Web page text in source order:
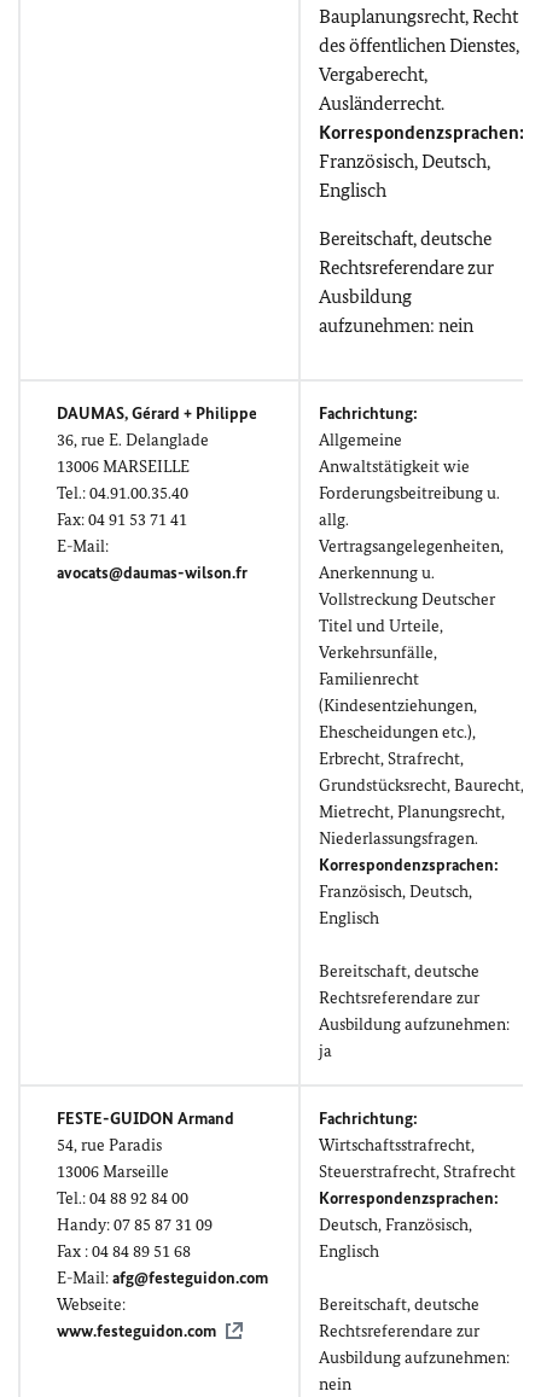
Bauplanungsrecht, Recht
des öffentlichen Dienstes,
Vergaberecht,
Ausländerrecht.
Korrespondenzsprachen:
Französisch, Deutsch,
Englisch
Bereitschaft, deutsche
Rechtsreferendare zur
Ausbildung
aufzunehmen: nein
DAUMAS, Gérard + Philippe
36,rue E. Delanglade
13006 MARSEILLE
Tel.: 04.91.00.35.40
Fax: 04 91 53 71 41
E-Mail:
avocats@daumas-wilson.fr
Fachrichtung:
Allgemeine
Anwaltstätigkeit wie
Forderungsbeitreibung u.
allg.
Vertragsangelegenheiten,
Anerkennung u.
Vollstreckung Deutscher
Titel und Urteile,
Verkehrsunfälle,
Familienrecht
(Kindesentziehungen,
Ehescheidungen etc.),
Erbrecht, Strafrecht,
Grundstücksrecht, Baurecht,
Mietrecht, Planungsrecht,
Niederlassungsfragen.
Korrespondenzsprachen:
Französisch, Deutsch,
Englisch
Bereitschaft, deutsche
Rechtsreferendare zur
Ausbildung aufzunehmen:
ja
FESTE-GUIDON Armand
54,rue Paradis
13006 Marseille
Tel.: 0488 92 84 00
Handy: 07 85 87 31 09
Fax : 04 84 89 51 68
E-Mail:afg@festeguidon.com
Webseite:
www.festeguidon.com
Fachrichtung:
Wirtschaftsstrafrecht,
Steuerstrafrecht, Strafrecht
Korrespondenzsprachen:
Deutsch, Französisch,
Englisch
Bereitschaft, deutsche
Rechtsreferendare zur
Ausbildung aufzunehmen:
nein